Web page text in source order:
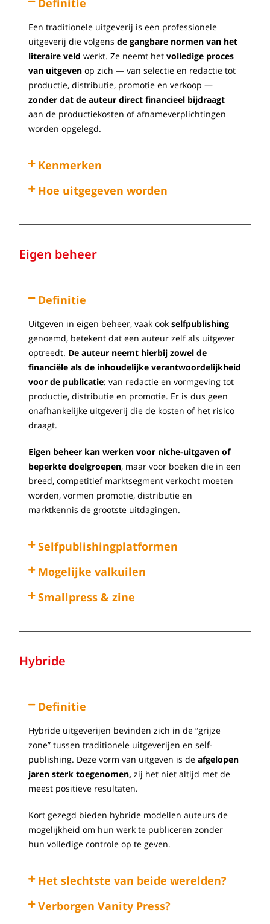
Definitie
Een traditionele uitgeverij is een professionele
uitgeverij die volgensde gangbare normen van het
literaire veld werkt. Ze neemt hetvolledige proces
van uitgeven op zich — van selectie en redactie tot
productie, distributie, promotie en verkoop —
zonder dat de auteur direct financieel bijdraagt
aan de productiekosten of afnameverplichtingen
worden opgelegd.
Kenmerken
Hoe uitgegeven worden
Eigen beheer
Definitie
Uitgeven in eigen beheer, vaak ookselfpublishing
genoemd, betekent dat een auteur zelf als uitgever
optreedt. De auteur neemt hierbij zowel de
financiële als de inhoudelijke verantwoordelijkheid
voor de publicatie: van redactie en vormgeving tot
productie, distributie en promotie. Er is dus geen
onafhankelijke uitgeverij die de kosten of het risico
draagt.
Eigen beheer kan werken voor niche-uitgaven of
beperkte doelgroepen, maar voor boeken die in een
breed, competitief marktsegment verkocht moeten
worden, vormen promotie, distributie en
marktkennis de grootste uitdagingen.
Selfpublishingplatformen
Mogelijke valkuilen
Smallpress & zine
Hybride
Definitie
Hybride uitgeverijen bevinden zich in de “grijze
zone” tussen traditionele uitgeverijen en self-
publishing. Deze vorm van uitgeven is de afgelopen
jaren sterk toegenomen, zij het niet altijd met de
meest positieve resultaten.
Kort gezegd bieden hybride modellen auteurs de
mogelijkheid om hun werk te publiceren zonder
hun volledige controle op te geven.
Het slechtste van beide werelden?
Verborgen Vanity Press?